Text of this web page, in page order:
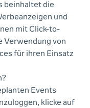
beinhaltet die
und
mit Click-to-
Verwendung von
für ihren Einsatz
Events
klicke auf